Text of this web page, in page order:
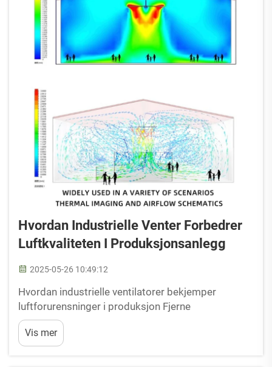
Hvordan Industrielle Venter Forbedrer
Luftkvaliteten I Produksjonsanlegg
2025-05-26 10:49:12
Hvordan industrielle ventilatorer bekjemper
luftforurensninger i produksjon Fjerne
partikkelstoffer og giftige dampar Industrielle
ventilatorer spiller en avgjørende rolle i å
opprettholde luftkvalitet i produksjonsmiljøer ved å
Vis mer